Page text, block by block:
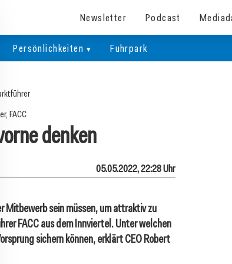
Newsletter Podcast
Persönlichkeiten Fuhrpark
FACC
denken
05.05.2022, 22:28 Uhr
Mitbewerb sein müssen, um attraktiv zu
FACC aus dem Innviertel. Unter welchen
sichern können, erklärt CEO Robert